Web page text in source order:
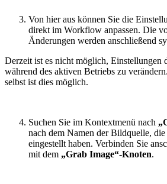
Von hier aus können Sie die
direkt im Workflow anpassen. Die
Änderungen werden anschließend
Derzeit ist es nicht möglich,
während des aktiven Betriebs zu
selbst ist dies möglich.
Suchen Sie im Kontextmenü nach
nach dem Namen der Bildquelle,
eingestellt haben. Verbinden Sie
mit dem „Grab Image“-Knoten.